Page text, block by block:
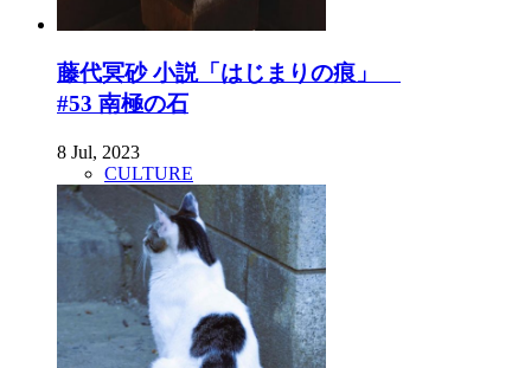
藤代冥砂 小説「はじまりの痕」
#53 南極の石
8 Jul, 2023
CULTURE